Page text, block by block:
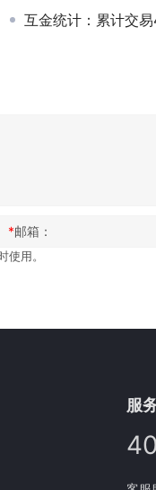
互金统计：累计交
*邮箱：
用。
服